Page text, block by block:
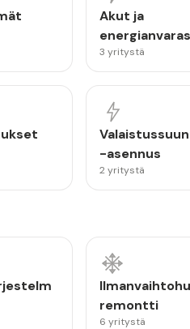
Akut ja
3 yritystä
-asennus
2 yritystä
remontti
6 yritystä